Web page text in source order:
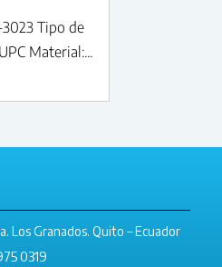
Tipo de
Material:...
Los Granados. Quito – Ecuador
0319